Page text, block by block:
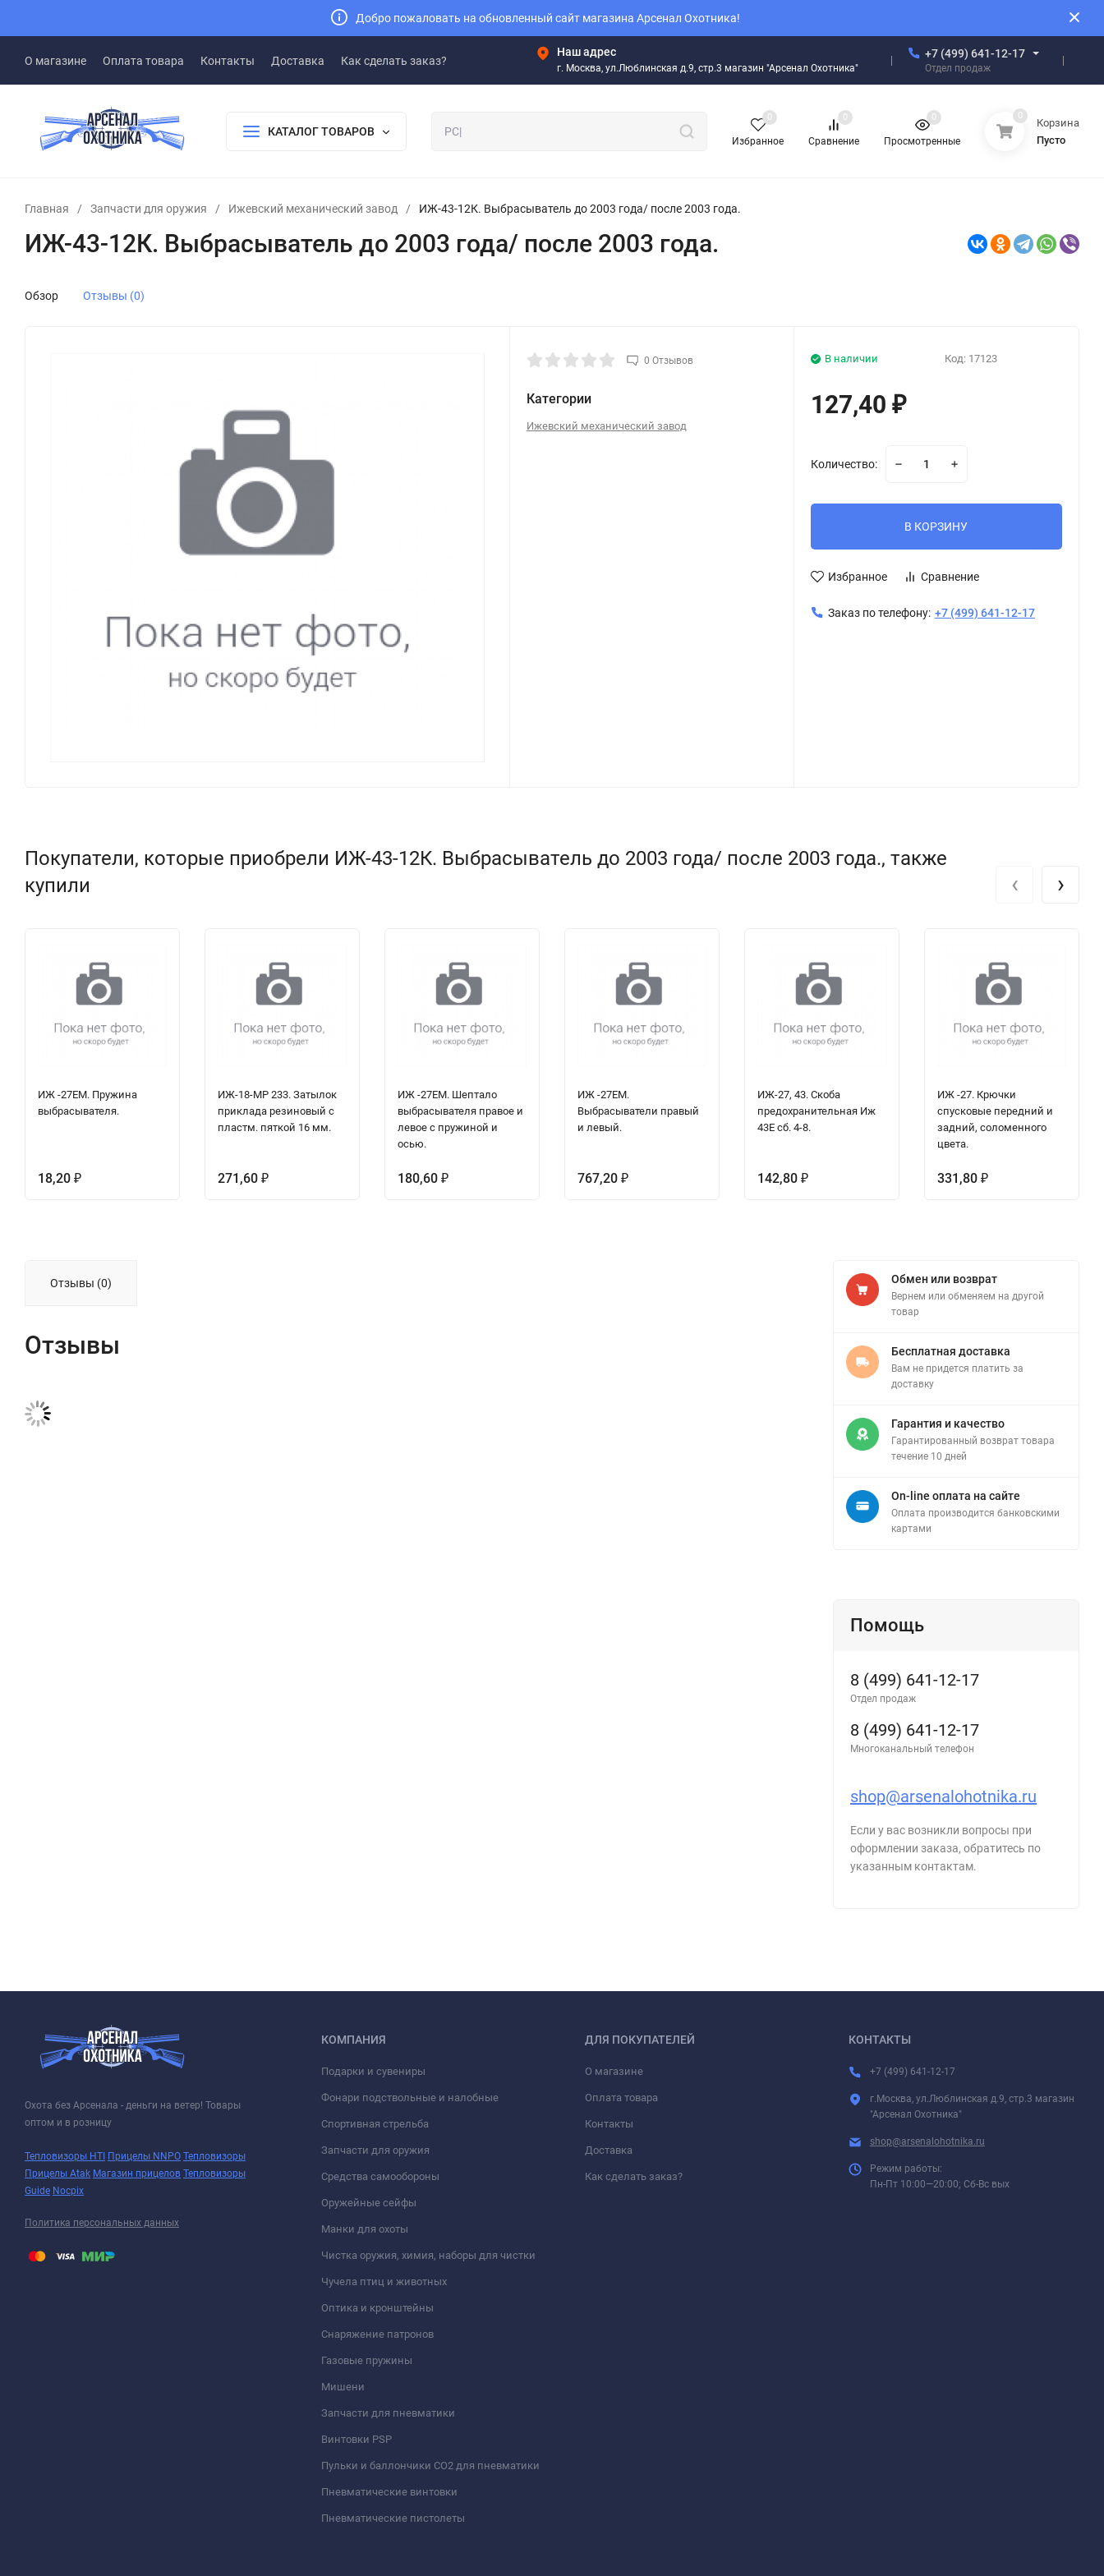
Добро пожаловать на обновленный сайт магазина Арсенал Охотника!
О магазине Оплата товара Контакты Доставка Как сделать заказ?
Наш адрес
г. Москва, ул.Люблинская д.9, стр.3 магазин "Арсенал Охотника"
+7 (499) 641-12-17
Отдел продаж
КАТАЛОГ ТОВАРОВ
Избранное
0
Сравнение
0
Просмотренные
0 0
Корзина
Пусто
Главная / Запчасти для оружия / Ижевский механический завод / ИЖ-43-12К. Выбрасыватель до 2003 года/ после 2003 года.
ИЖ-43-12К. Выбрасыватель до 2003 года/ после 2003 года.
Обзор Отзывы (0)
0 Отзывов
Категории
Ижевский механический завод
Код: 17123
В наличии
127,40 ₽
Количество:
В КОРЗИНУ
Избранное Сравнение
Заказ по телефону: +7 (499) 641-12-17
Покупатели, которые приобрели ИЖ-43-12К. Выбрасыватель до 2003 года/ после 2003 года., также
купили
ИЖ -27ЕМ. Пружина
выбрасывателя.
18,20 ₽
ИЖ-18-МР 233. Затылок
приклада резиновый с
пластм. пяткой 16 мм.
271,60 ₽
ИЖ -27ЕМ. Шептало
выбрасывателя правое и
левое с пружиной и
осью.
180,60 ₽
ИЖ -27ЕМ.
Выбрасыватели правый
и левый.
767,20 ₽
ИЖ-27, 43. Скоба
предохранительная Иж
43Е сб. 4-8.
142,80 ₽
ИЖ -27. Крючки
спусковые передний и
задний, соломенного
цвета.
331,80 ₽
‹ ›
Отзывы (0)
Отзывы
Обмен или возврат
Вернем или обменяем на другой
товар
Бесплатная доставка
Вам не придется платить за
доставку
Гарантия и качество
Гарантированный возврат товара
течение 10 дней
On-line оплата на сайте
Оплата производится банковскими
картами
Помощь
8 (499) 641-12-17
Отдел продаж
8 (499) 641-12-17
Многоканальный телефон
shop@arsenalohotnika.ru
Если у вас возникли вопросы при
оформлении заказа, обратитесь по
указанным контактам.
Охота без Арсенала - деньги на ветер! Товары
оптом и в розницу
Тепловизоры HTI Прицелы NNPO Тепловизоры
Прицелы Atak Магазин прицелов Тепловизоры
Guide Nocpix
Политика персональных данных
КОМПАНИЯ
Подарки и сувениры
Фонари подствольные и налобные
Спортивная стрельба
Запчасти для оружия
Средства самообороны
Оружейные сейфы
Манки для охоты
Чистка оружия, химия, наборы для чистки
Чучела птиц и животных
Оптика и кронштейны
Снаряжение патронов
Газовые пружины
Мишени
Запчасти для пневматики
Винтовки PSP
Пульки и баллончики СО2 для пневматики
Пневматические винтовки
Пневматические пистолеты
ДЛЯ ПОКУПАТЕЛЕЙ
О магазине
Оплата товара
Контакты
Доставка
Как сделать заказ?
КОНТАКТЫ
+7 (499) 641-12-17
г.Москва, ул.Люблинская д.9, стр.3 магазин
"Арсенал Охотника"
shop@arsenalohotnika.ru
Режим работы:
Пн-Пт 10:00—20:00; Сб-Вс вых